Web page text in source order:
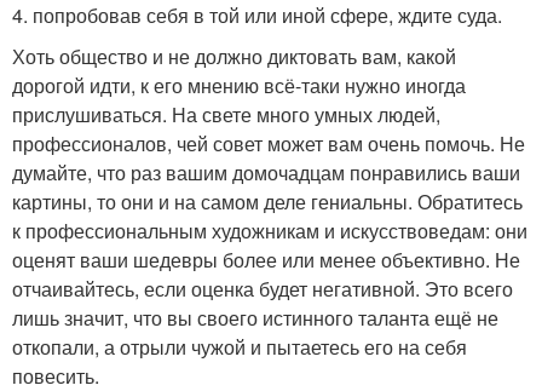
4. попробовав себя в той или иной сфере, ждите суда.
Хоть общество и не должно диктовать вам, какой
дорогой идти, к его мнению всё-таки нужно иногда
прислушиваться. На свете много умных людей,
профессионалов, чей совет может вам очень помочь. Не
думайте, что раз вашим домочадцам понравились ваши
картины, то они и на самом деле гениальны. Обратитесь
к профессиональным художникам и искусствоведам: они
оценят ваши шедевры более или менее объективно. Не
отчаивайтесь, если оценка будет негативной. Это всего
лишь значит, что вы своего истинного таланта ещё не
откопали, а отрыли чужой и пытаетесь его на себя
повесить.